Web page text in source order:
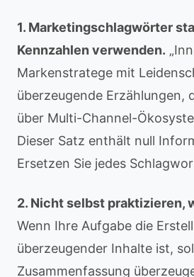
1. Marketingschlagwörter
Kennzahlen verwenden.
Markenstratege mit
überzeugende Erzählungen,
über Multi-Channel-
Dieser Satz enthält null
Ersetzen Sie jedes
2. Nicht selbst praktizieren,
Wenn Ihre Aufgabe die
überzeugender Inhalte ist,
Zusammenfassung